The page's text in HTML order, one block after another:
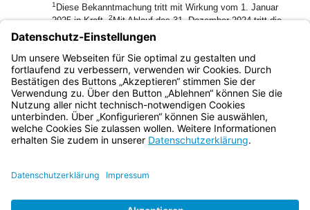
1 Diese Bekanntmachung tritt mit Wirkung vom 1. Januar
2025 in Kraft.2Mit Ablauf des 31. Dezember 2024 tritt die
Gemeinsame Bekanntmachung der Bayerischen
Staatsministerien des Innern, für Bau und Verkehr und für
Bildung und Kultus, Wissenschaft und Kunst vom 28.
November 2013 (AllMBl. S. 552) außer Kraft.
Bayern.de
BayernPortal
Impressum